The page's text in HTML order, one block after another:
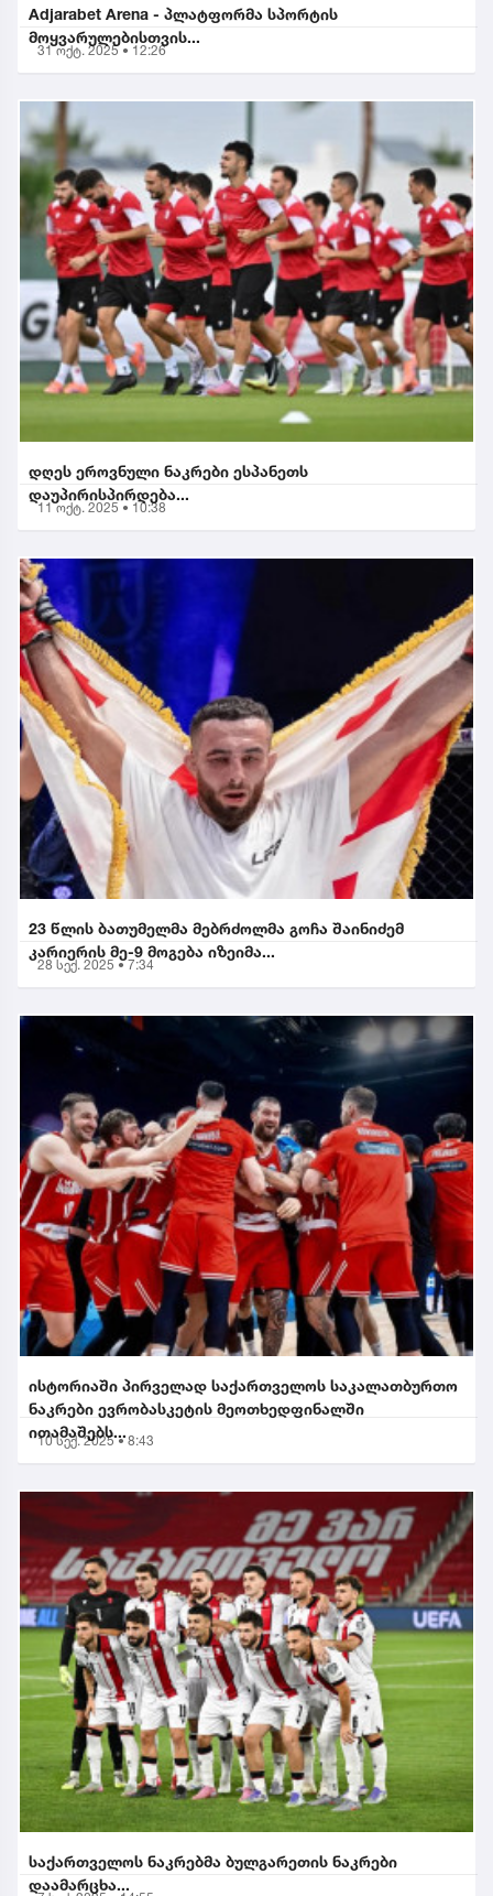
Adjarabet Arena - პლატფორმა სპორტის
მოყვარულებისთვის...
31 ოქტ. 2025 • 12:26
დღეს ეროვნული ნაკრები ესპანეთს
დაუპირისპირდება...
11 ოქტ. 2025 • 10:38
23 წლის ბათუმელმა მებრძოლმა გოჩა შაინიძემ
კარიერის მე-9 მოგება იზეიმა...
28 სექ. 2025 • 7:34
ისტორიაში პირველად საქართველოს საკალათბურთო
ნაკრები ევრობასკეტის მეოთხედფინალში
ითამაშებს...
10 სექ. 2025 • 8:43
საქართველოს ნაკრებმა ბულგარეთის ნაკრები
დაამარცხა...